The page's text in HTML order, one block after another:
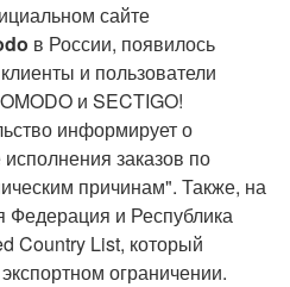
сайте
в России, появилось
и пользователи
и SECTIGO!
информирует о
заказов по
причинам". Также, на
Федерация и Республика
Country List, который
ограничении.